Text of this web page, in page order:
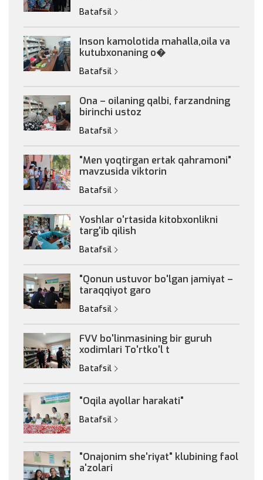
Batafsil
Inson kamolotida mahalla,oila va
kutubxonaning o�
Batafsil
Ona – oilaning qalbi, farzandning
birinchi ustoz
Batafsil
"Men yoqtirgan ertak qahramoni"
mavzusida viktorin
Batafsil
Yoshlar o'rtasida kitobxonlikni
targ'ib qilish
Batafsil
"Qonun ustuvor bo'lgan jamiyat –
taraqqiyot garo
Batafsil
FVV bo'linmasining bir guruh
xodimlari To'rtko'l t
Batafsil
"Oqila ayollar harakati"
Batafsil
"Onajonim she'riyat" klubining faol
a'zolari